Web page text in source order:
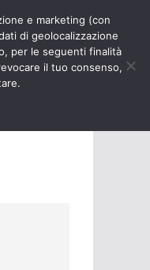
e marketing (con
di geolocalizzazione
per le seguenti finalità
il tuo consenso,